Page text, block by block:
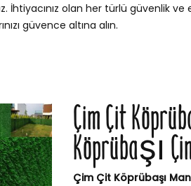
İhtiyacınız olan her türlü güvenlik ve
güvence altına alın.
Çim Çit
Köprübaşı
Çim Çit Köprübaşı